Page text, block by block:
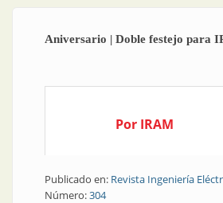
Aniversario | Doble festejo para
Por IRAM
Publicado en: Revista Ingeniería
Número:304